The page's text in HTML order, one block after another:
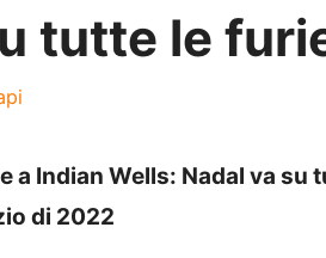
tutte le
a Indian Wells: Nadal va su
di 2022